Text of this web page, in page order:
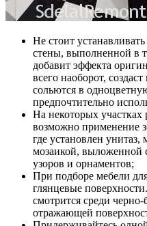
Не стоит
стены, выполненной в
добавит эффекта
всего наоборот,
сольются в
предпочтительно
На некоторых участках
возможно применение
где установлен унитаз,
мозаикой, выложенной
узоров и орнаментов;
При подборе мебели
глянцевые
смотрится среди черно-
отражающей